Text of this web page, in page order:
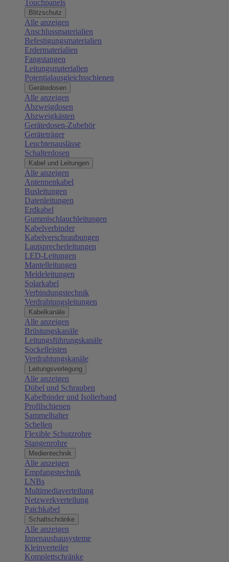
Touchpanels
Blitzschutz
Alle anzeigen
Anschlussmaterialien
Befestigungsmaterialien
Erdermaterialien
Fangstangen
Leitungsmaterialien
Potentialausgleichsschienen
Gerätedosen
Alle anzeigen
Abzweigdosen
Abzweigkästen
Gerätedosen-Zubehör
Geräteträger
Leuchtenauslässe
Schalterdosen
Kabel und Leitungen
Alle anzeigen
Antennenkabel
Busleitungen
Datenleitungen
Erdkabel
Gummischlauchleitungen
Kabelverbinder
Kabelverschraubungen
Lautsprecherleitungen
LED-Leitungen
Mantelleitungen
Meldeleitungen
Solarkabel
Verbindungstechnik
Verdrahtungsleitungen
Kabelkanäle
Alle anzeigen
Brüstungskanäle
Leitungsführungskanäle
Sockelleisten
Verdrahtungskanäle
Leitungsverlegung
Alle anzeigen
Dübel und Schrauben
Kabelbinder und Isolierband
Profilschienen
Sammelhalter
Schellen
Flexible Schutzrohre
Stangenrohre
Medientechnik
Alle anzeigen
Empfangstechnik
LNBs
Multimediaverteilung
Netzwerkverteilung
Patchkabel
Schaltschränke
Alle anzeigen
Innenausbausysteme
Kleinverteiler
Komplettschränke